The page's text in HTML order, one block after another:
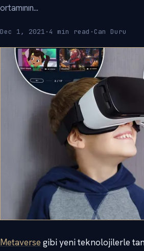
ortamının...
Dec 1, 2021 · 4 min read · Can Duru
Metaverse gibi yeni teknolojilerle